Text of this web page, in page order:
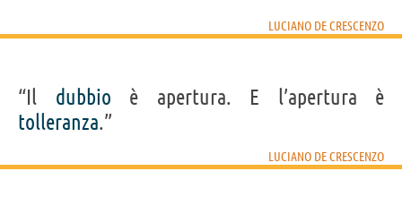
LUCIANO DE CRESCENZO
“Il dubbio è apertura. E l’apertura è
tolleranza.”
LUCIANO DE CRESCENZO